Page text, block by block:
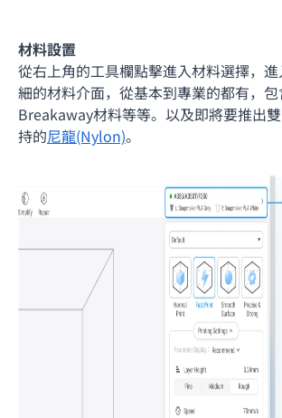
材料設置
從右上角的工具欄點擊進入材料選擇，
細的材料介面，從基本到專業的都有，
Breakaway材料等等。以及即將要推出
持的尼龍(Nylon)。